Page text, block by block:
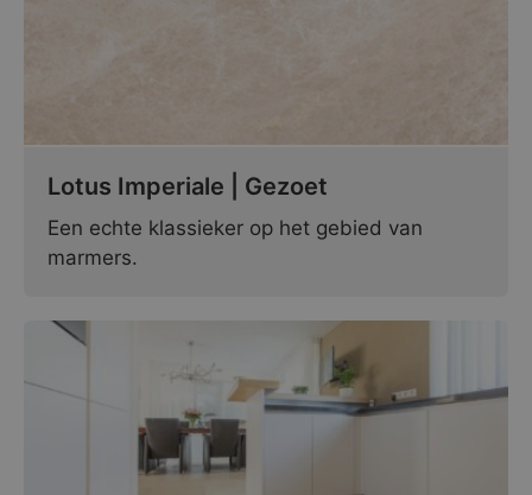
Lotus Imperiale | Gezoet
Een echte klassieker op het gebied van
marmers.